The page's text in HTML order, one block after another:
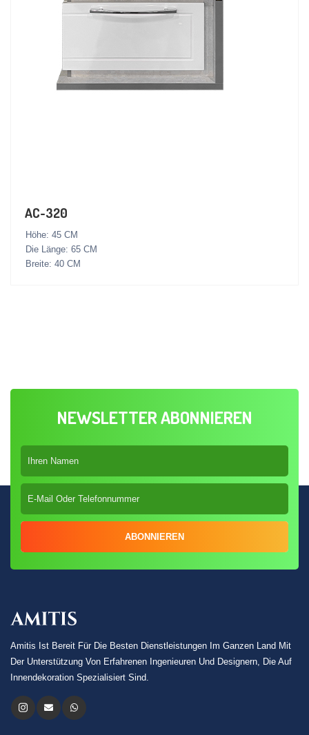
AC-320
Höhe: 45 CM
Die Länge: 65 CM
Breite: 40 CM
NEWSLETTER ABONNIEREN
ABONNIEREN
Amitis Ist Bereit Für Die Besten Dienstleistungen Im Ganzen Land Mit
Der Unterstützung Von Erfahrenen Ingenieuren Und Designern, Die Auf
Innendekoration Spezialisiert Sind.